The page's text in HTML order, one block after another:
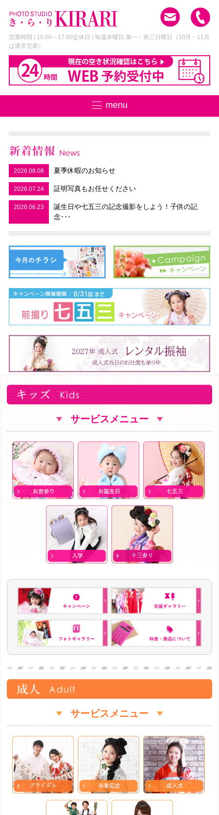
営業時間 | 10:00～17:00定休日 | 毎週木曜日 第一・第三日曜日
（10月・11月
は通常営業）
menu
2026.08.08 夏季休暇のお知らせ
2026.07.24 証明写真もお任せください
2026.06.23
誕生日や七五三の記念撮影をしよう！子供の記
念･･･
サービスメニュー
サービスメニュー